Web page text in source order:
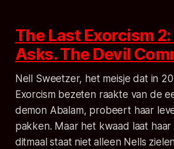
The Last Exorcism 2:
Asks. The Devil
Nell Sweetzer, het meisje dat in
Exorcism bezeten raakte van de
demon Abalam, probeert haar
pakken. Maar het kwaad laat haar
ditmaal staat niet alleen Nells